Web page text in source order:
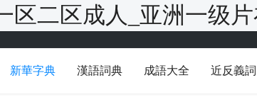
区二区成人_亚洲一级
新華字典 漢語詞典 成語大全 近反義詞